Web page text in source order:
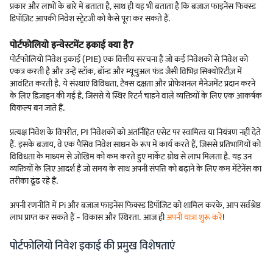
प्रकार और लाभों के बारे में बताता है, साथ ही यह भी बताता है कि बजाज फाइनेंस फिक्स्ड
डिपॉज़िट आपकी निवेश स्ट्रेटजी को कैसे पूरा कर सकते हैं.
पोर्टफोलियो इन्वेस्टमेंट इकाई क्या है?
पोर्टफोलियो निवेश इकाई (PIE) एक वित्तीय संरचना है जो कई निवेशकों से निवेश को
एकत्र करती है और उन्हें स्टॉक, बॉन्ड और म्यूचुअल फंड जैसी विभिन्न सिक्योरिटीज़ में
आवंटित करती है. ये संस्थाएं विविधता, टैक्स दक्षता और प्रोफेशनल मैनेजमेंट प्रदान करने
के लिए डिज़ाइन की गई हैं, जिससे ये स्थिर रिटर्न चाहने वाले व्यक्तियों के लिए एक आकर्षक
विकल्प बन जाते हैं.
प्रत्यक्ष निवेश के विपरीत, PI निवेशकों को अंतर्निहित एसेट पर स्वामित्व या नियंत्रण नहीं देते
हैं. इसके बजाय, वे एक पैसिव निवेश साधन के रूप में कार्य करते हैं, जिससे प्रतिभागियों को
विविधता के माध्यम से जोखिम को कम करते हुए मार्केट ग्रोथ से लाभ मिलता है. यह उन
व्यक्तियों के लिए आदर्श हैं जो समय के साथ अपनी संपत्ति को बढ़ाने के लिए कम मेंटेनेंस का
तरीका ढूंढ रहे हैं.
अपनी रणनीति में Pi और बजाज फाइनेंस फिक्स्ड डिपॉजिट को शामिल करके, आप सर्वश्रेष्ठ
लाभ प्राप्त कर सकते हैं - विकास और स्थिरता. आज हीअपनी यात्रा शुरू करें!
पोर्टफोलियो निवेश इकाई की प्रमुख विशेषताएं